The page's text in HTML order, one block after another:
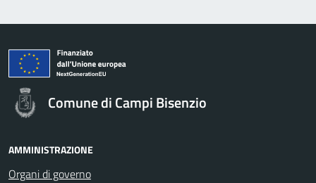
Comune di Campi Bisenzio
AMMINISTRAZIONE
Organi di governo